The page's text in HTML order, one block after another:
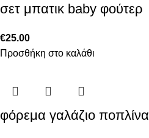
σετ μπατικ baby φούτερ
€25.00
Προσθήκη στο καλάθι
φόρεμα γαλάζιο ποπλίνα